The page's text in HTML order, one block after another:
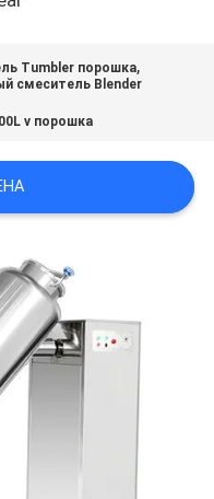
Tumbler порошка,
смеситель Blender
v порошка